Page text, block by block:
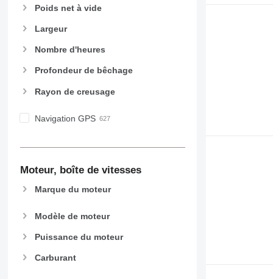
Poids net à vide
Largeur
Nombre d'heures
Profondeur de bêchage
Rayon de creusage
Navigation GPS
Moteur, boîte de vitesses
Marque du moteur
Modèle de moteur
Puissance du moteur
Carburant